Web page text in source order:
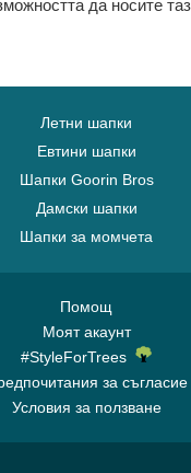
да носите
Летни шапки
Евтини шапки
Шапки Goorin Bros
Дамски шапки
Шапки за момчета
Помощ
Моят акаунт
#StyleForTrees
за съгласие
Условия за ползване